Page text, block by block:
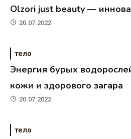
Olzori just beauty —
20.07.2022
тело
Энергия бурых
кожи и здорового загара
20.07.2022
тело